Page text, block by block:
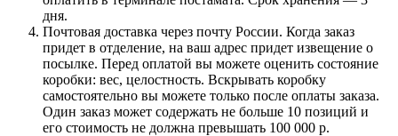
дня.
Почтовая доставка через почту России. Когда заказ
придет в отделение, на ваш адрес придет извещение о
посылке. Перед оплатой вы можете оценить состояние
коробки: вес, целостность. Вскрывать коробку
самостоятельно вы можете только после оплаты заказа.
Один заказ может содержать не больше 10 позиций и
его стоимость не должна превышать 100 000 р.